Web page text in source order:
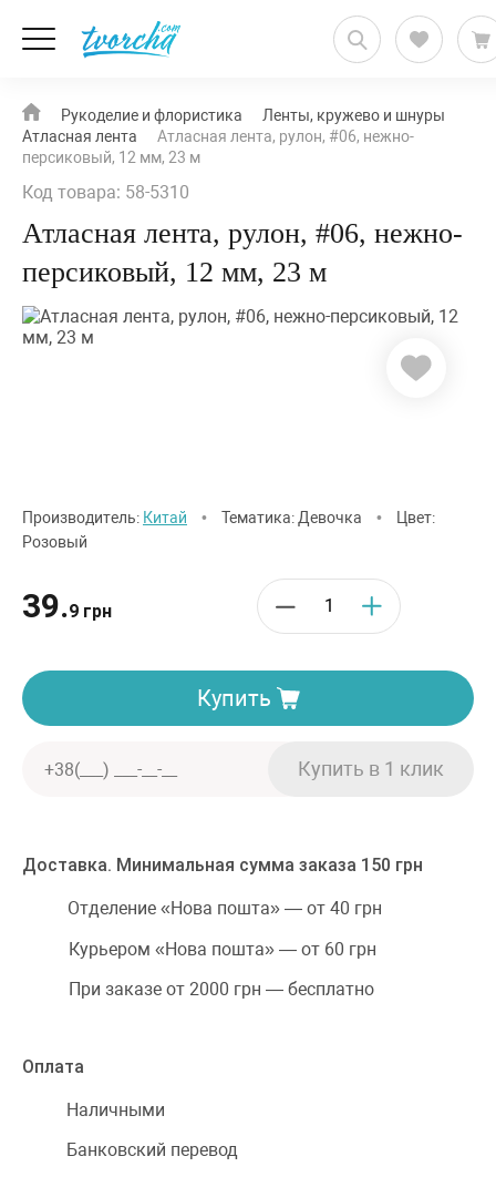
Рукоделие и флористика
Ленты, кружево и шнуры
Атласная лента
Атласная лента, рулон, #06, нежно-
персиковый, 12 мм, 23 м
Код товара: 58-5310
Атласная лента, рулон, #06, нежно-
персиковый, 12 мм, 23 м
Производитель: Китай • Тематика: Девочка •
Цвет:
Розовый
39.9 грн
Купить
Доставка. Минимальная сумма заказа 150 грн
Отделение «Нова пошта» — от 40 грн
Курьером «Нова пошта» — от 60 грн
При заказе от 2000 грн — бесплатно
Оплата
Наличными
Банковский перевод